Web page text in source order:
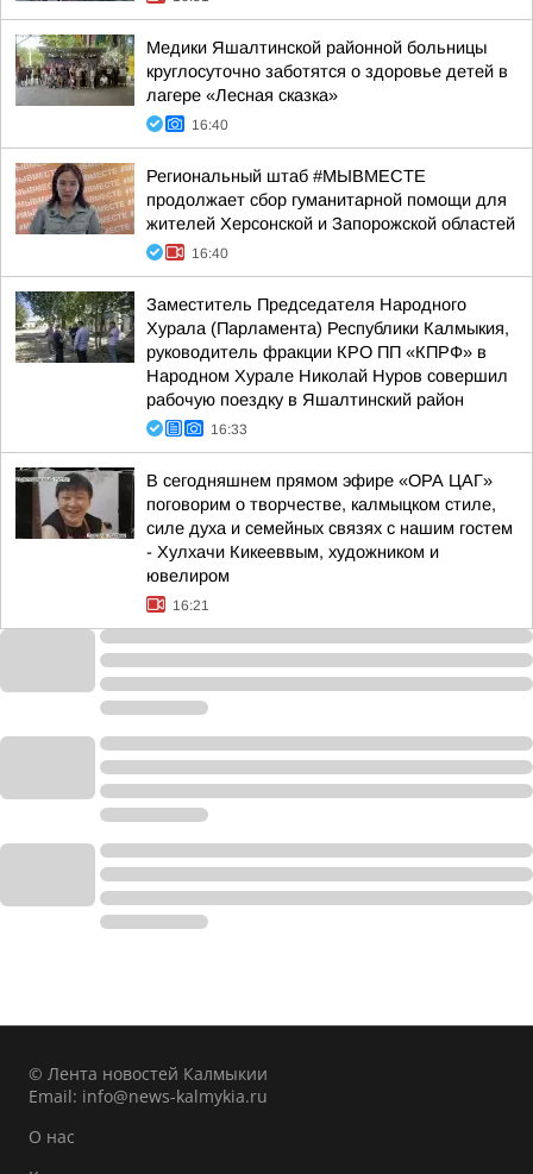
Медики Яшалтинской районной больницы
круглосуточно заботятся о здоровье детей в
лагере «Лесная сказка»
16:40
Региональный штаб #МЫВМЕСТЕ
продолжает сбор гуманитарной помощи для
жителей Херсонской и Запорожской областей
16:40
Заместитель Председателя Народного
Хурала (Парламента) Республики Калмыкия,
руководитель фракции КРО ПП «КПРФ» в
Народном Хурале Николай Нуров совершил
рабочую поездку в Яшалтинский район
16:33
В сегодняшнем прямом эфире «ОРА ЦАГ»
поговорим о творчестве, калмыцком стиле,
силе духа и семейных связях с нашим гостем
- Хулхачи Кикееввым, художником и
ювелиром
16:21
© Лента новостей Калмыкии
Email: info@news-kalmykia.ru
О нас